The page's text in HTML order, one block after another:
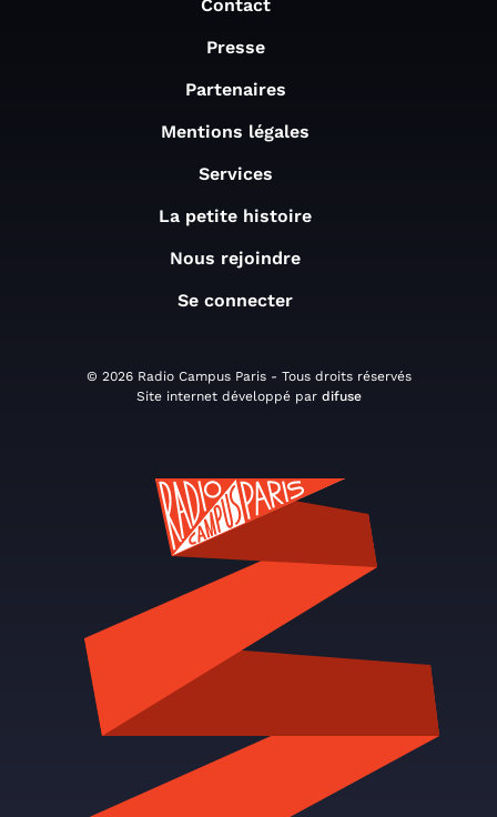
Contact
Presse
Partenaires
Mentions légales
Services
La petite histoire
Nous rejoindre
Se connecter
© 2026 Radio Campus Paris - Tous droits réservés
Site internet développé par difuse